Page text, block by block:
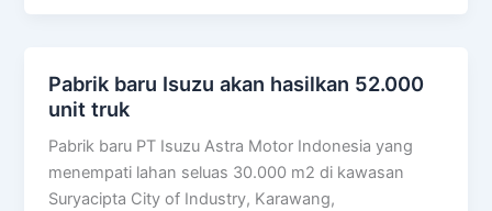
Pabrik baru Isuzu akan hasilkan 52.000
unit truk
Pabrik baru PT Isuzu Astra Motor Indonesia yang
menempati lahan seluas 30.000 m2 di kawasan
Suryacipta City of Industry, Karawang,
Pabrik
baru
Isuzu
hasilkan